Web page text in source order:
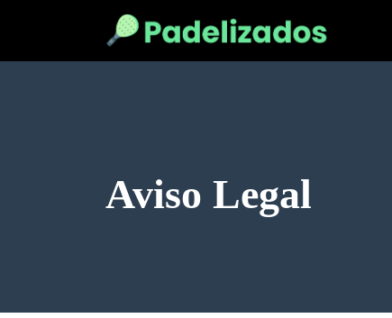
Aviso Legal